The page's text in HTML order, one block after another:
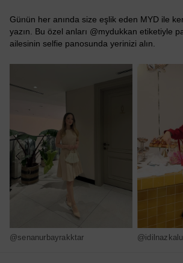
Günün her anında size eşlik eden MYD ile
yazın. Bu özel anları @mydukkan etiketiyle
ailesinin selfie panosunda yerinizi alın.
@senanurbayrakktar